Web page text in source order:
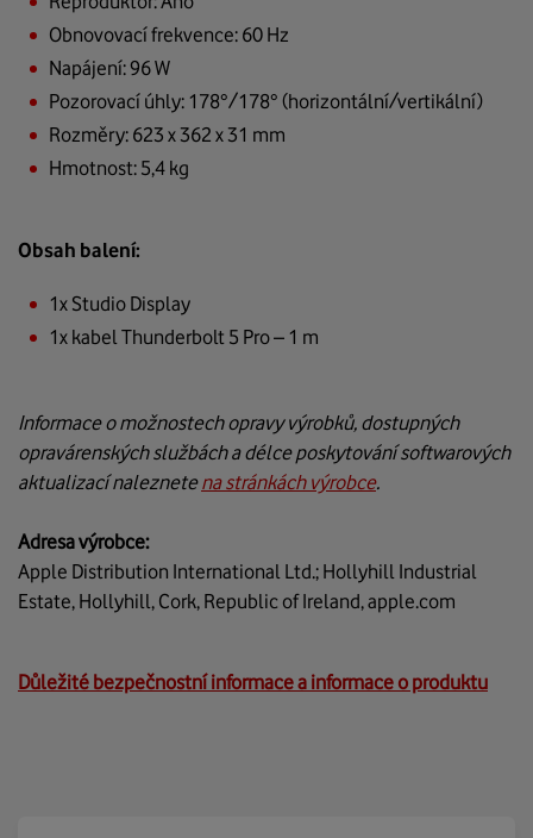
Obnovovací frekvence: 60 Hz
Napájení: 96 W
Pozorovací úhly: 178°/178° (horizontální/vertikální)
Rozměry: 623 x 362 x 31 mm
Hmotnost: 5,4 kg
Obsah balení:
1x Studio Display
1x kabel Thunderbolt 5 Pro – 1 m
Informace o možnostech opravy výrobků, dostupných
opravárenských službách a délce poskytování softwarových
aktualizací naleznetena stránkách výrobce.
Adresa výrobce:
Apple Distribution International Ltd.; Hollyhill Industrial
Estate, Hollyhill, Cork, Republic of Ireland, apple.com
Důležité bezpečnostní informace a informace o produktu